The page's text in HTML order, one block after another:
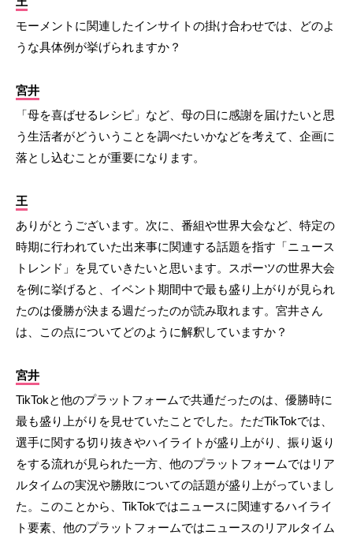
モーメントに関連したインサイトの掛け合わせでは、どのよ
うな具体例が挙げられますか？
宮井
「母を喜ばせるレシピ」など、母の日に感謝を届けたいと思
う生活者がどういうことを調べたいかなどを考えて、企画に
落とし込むことが重要になります。
王
ありがとうございます。次に、番組や世界大会など、特定の
時期に行われていた出来事に関連する話題を指す「ニュース
トレンド」を見ていきたいと思います。スポーツの世界大会
を例に挙げると、イベント期間中で最も盛り上がりが見られ
たのは優勝が決まる週だったのが読み取れます。宮井さん
は、この点についてどのように解釈していますか？
宮井
TikTokと他のプラットフォームで共通だったのは、優勝時に
最も盛り上がりを見せていたことでした。ただTikTokでは、
選手に関する切り抜きやハイライトが盛り上がり、振り返り
をする流れが見られた一方、他のプラットフォームではリア
ルタイムの実況や勝敗についての話題が盛り上がっていまし
た。このことから、TikTokではニュースに関連するハイライ
ト要素、他のプラットフォームではニュースのリアルタイム